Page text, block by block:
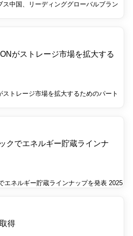
がストレージ市場を拡大する
クでエネルギー貯蔵ラインナ
得